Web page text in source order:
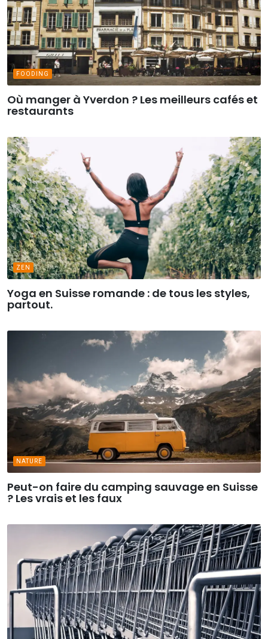
FOODING
Où manger à Yverdon ? Les meilleurs cafés et
restaurants
ZEN
Yoga en Suisse romande : de tous les styles,
partout.
NATURE
Peut-on faire du camping sauvage en Suisse
? Les vrais et les faux